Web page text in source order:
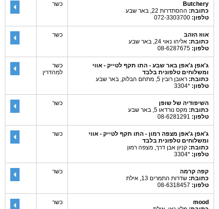
Butchery
כתובת: ההסתדרות 22, באר שבע
טלפון:
כשר
אווז הזהב
כתובת: אליהו נאוי 24, באר שבע
טלפון:
כשר
ג'אפן ג'אפן באר שבע - התו תקף לטייק - אווי
ומשלוחים טלפונית בלבד
כתובת: ראובן רובין 5, מתחם הבלוק, באר שבע
טלפון: *3304
כשר
למהדרין
השיפודיה של שופן
כתובת: מקס נורדאו 5, באר שבע
טלפון:
כשר
ג'אפן ג'אפן מצפה רמון - התו תקף לטייק - אווי
ומשלוחים טלפונית בלבד
כתובת: קניון אבן דרך, מצפה רמון
טלפון: *3304
כשר
קפה קרמה
כתובת: שדרות התמרים 13, אילת
טלפון:
כשר
mood
כשר